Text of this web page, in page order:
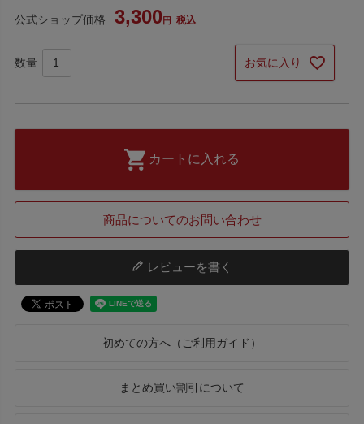
公式ショップ価格 3,300 税込
お気に入り
カートに入れる
商品についてのお問い合わせ
レビューを書く
初めての方へ（ご利用ガイド）
まとめ買い割引について